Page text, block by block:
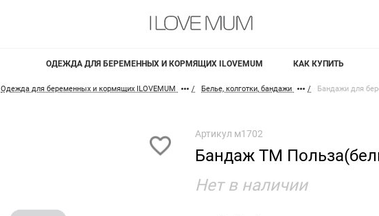
ОДЕЖДА ДЛЯ БЕРЕМЕННЫХ И КОРМЯЩИХ ILOVEMUM КАК КУПИТЬ
Одежда для беременных и кормящих ILOVEMUM Белье, колготки, бандажи Бандажи для
Артикул м1702
Бандаж ТМ
Нет в наличии